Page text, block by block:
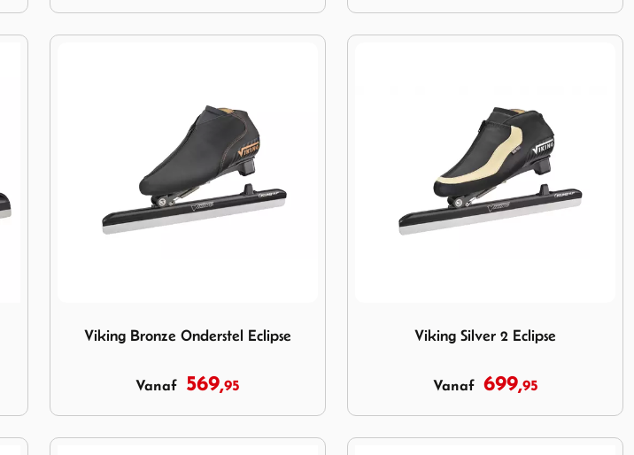
Viking Bronze Onderstel Eclipse
Vanaf 569,95
Viking Silver 2 Eclipse
Vanaf 699,95